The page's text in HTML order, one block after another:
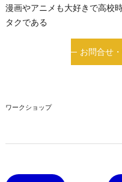
漫画やアニメも大好きで高校
タクである
お問合せ
ワークショップ